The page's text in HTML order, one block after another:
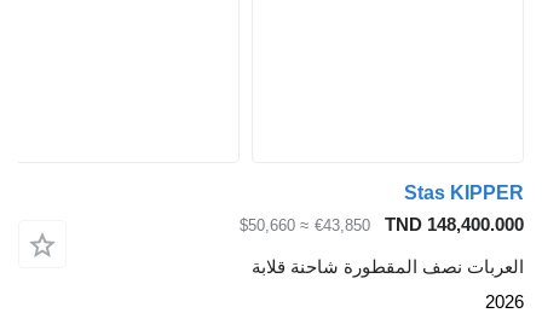
Stas KIPPER
TND 148,400.000
€43,850
≈ $50,660
العربات نصف المقطورة شاحنة قلابة
2026